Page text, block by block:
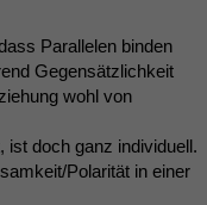
Parallelen binden
Gegensätzlichkeit
wohl von
ist doch ganz individuell.
Polarität in einer